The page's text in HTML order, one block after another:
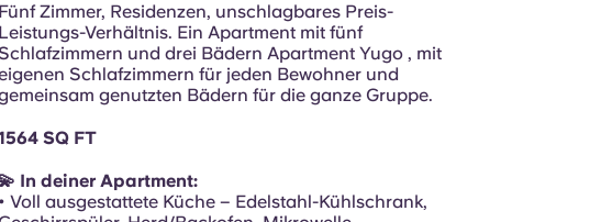
Fünf Zimmer, Residenzen, unschlagbares Preis-
Leistungs-Verhältnis. Ein Apartment mit fünf
Schlafzimmern und drei Bädern Apartment Yugo , mit
Schlafzimmern für jeden Bewohner und
genutzten Bädern für die ganze Gruppe.
SQ FT
💫 In deiner Apartment:
• Voll ausgestattete Küche – Edelstahl-Kühlschrank,